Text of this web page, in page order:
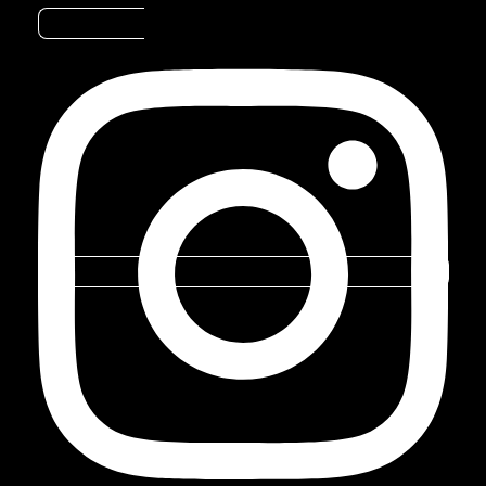
Instagram
Marca
do
Grupo
Stoneridge
RASTREAMENTO
PORTAL
BLOG
DVD PLAYER SP6920NAV E
SP6520LINK
Criado por markcom
CURTA ESTE ARTIGO